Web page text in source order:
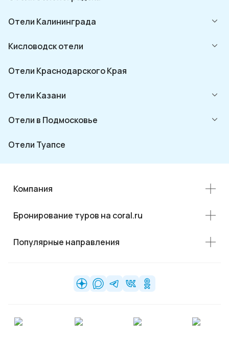
Отели Калининграда
Кисловодск отели
Отели Краснодарского Края
Отели Казани
Отели в Подмосковье
Отели Туапсе
Компания
Бронирование туров на coral.ru
Популярные направления